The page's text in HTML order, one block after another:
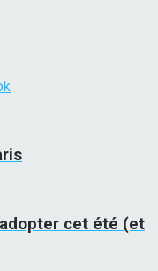
cet été (et